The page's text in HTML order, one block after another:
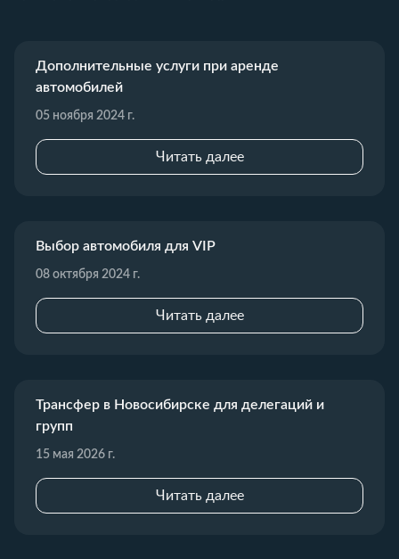
Дополнительные услуги при аренде
автомобилей
05 ноября 2024 г.
Читать далее
Выбор автомобиля для VIP
08 октября 2024 г.
Читать далее
Трансфер в Новосибирске для делегаций и
групп
15 мая 2026 г.
Читать далее